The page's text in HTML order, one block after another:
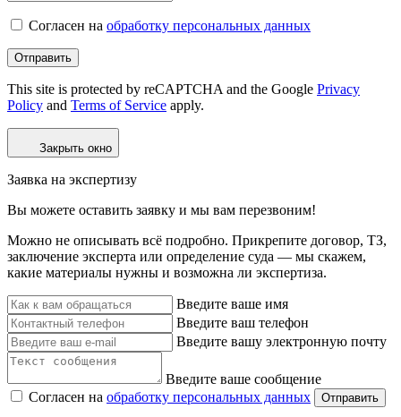
Согласен на обработку персональных данных
Отправить
This site is protected by reCAPTCHA and the Google Privacy
Policy and Terms of Service apply.
Закрыть окно
Заявка на экспертизу
Вы можете оставить заявку и мы вам перезвоним!
Можно не описывать всё подробно. Прикрепите договор, ТЗ,
заключение эксперта или определение суда — мы скажем,
какие материалы нужны и возможна ли экспертиза.
Введите ваше имя
Введите ваш телефон
Введите вашу электронную почту
Введите ваше сообщение
Согласен на обработку персональных данных Отправить